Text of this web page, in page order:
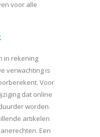
voor alle
in rekening
verwachting is
Voor
dat online
worden.
artikelen
Een